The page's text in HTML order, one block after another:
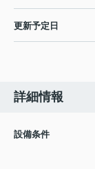
更新予定日
詳細情報
設備条件